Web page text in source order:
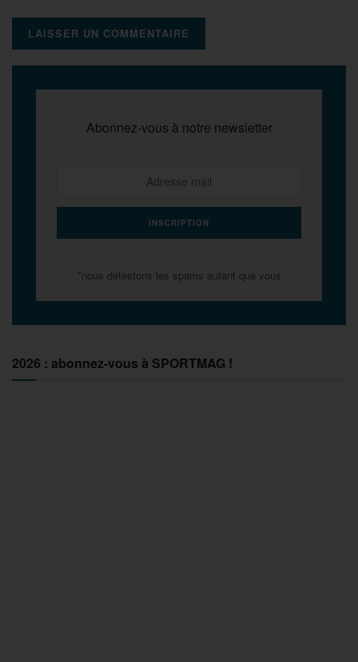
Abonnez-vous à notre newsletter
*nous détestons les spams autant que vous
2026 : abonnez-vous à SPORTMAG !